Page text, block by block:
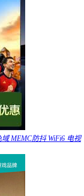
MEMC防抖 WiFi6 电视